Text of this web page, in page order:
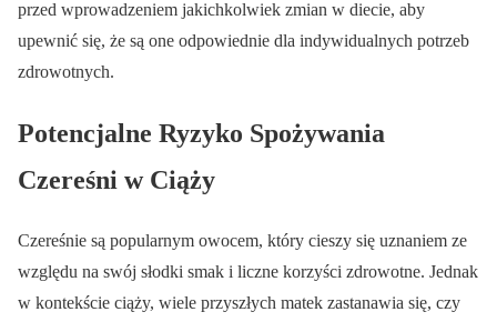
przed wprowadzeniem jakichkolwiek zmian w diecie, aby
upewnić się, że są one odpowiednie dla indywidualnych potrzeb
zdrowotnych.
Potencjalne Ryzyko Spożywania
Czereśni w Ciąży
Czereśnie są popularnym owocem, który cieszy się uznaniem ze
względu na swój słodki smak i liczne korzyści zdrowotne. Jednak
w kontekście ciąży, wiele przyszłych matek zastanawia się, czy